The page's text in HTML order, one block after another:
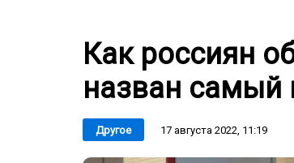
Как россиян
назван самый
Другое 17 августа 2022, 11:19